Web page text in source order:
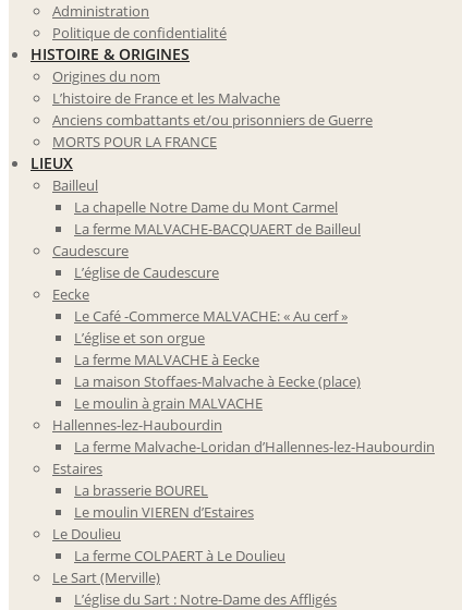
Administration
Politique de confidentialité
HISTOIRE & ORIGINES
Origines du nom
L’histoire de France et les Malvache
Anciens combattants et/ou prisonniers de Guerre
MORTS POUR LA FRANCE
LIEUX
Bailleul
La chapelle Notre Dame du Mont Carmel
La ferme MALVACHE-BACQUAERT de Bailleul
Caudescure
L’église de Caudescure
Eecke
Le Café -Commerce MALVACHE: « Au cerf »
L’église et son orgue
La ferme MALVACHE à Eecke
La maison Stoffaes-Malvache à Eecke (place)
Le moulin à grain MALVACHE
Hallennes-lez-Haubourdin
La ferme Malvache-Loridan d’Hallennes-lez-Haubourdin
Estaires
La brasserie BOUREL
Le moulin VIEREN d’Estaires
Le Doulieu
La ferme COLPAERT à Le Doulieu
Le Sart (Merville)
L’église du Sart : Notre-Dame des Affligés